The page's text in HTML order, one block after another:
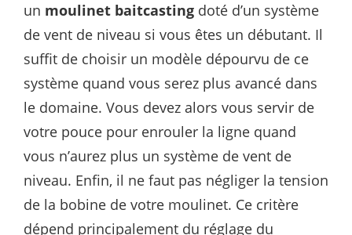
un moulinet baitcasting doté d’un système
de vent de niveau si vous êtes un débutant. Il
suffit de choisir un modèle dépourvu de ce
système quand vous serez plus avancé dans
le domaine. Vous devez alors vous servir de
votre pouce pour enrouler la ligne quand
vous n’aurez plus un système de vent de
niveau. Enfin, il ne faut pas négliger la tension
de la bobine de votre moulinet. Ce critère
dépend principalement du réglage du